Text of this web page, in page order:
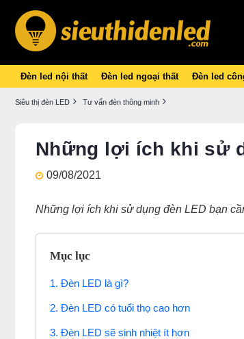
Đèn led nội thất Đèn led ngoại thất Đèn led
Siêu thị đèn LED Tư vấn đèn thông minh
Những lợi ích khi sử
09/08/2021
Những lợi ích khi sử dụng đèn LED bạn
Mục lục
1. Đèn LED là gì?
2. Đèn LED có tuổi thọ cao hơn
3. Đèn LED sẽ sinh nhiệt ít hơn